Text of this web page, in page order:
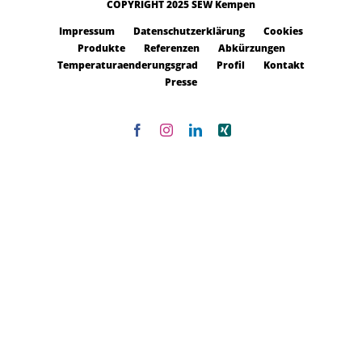
COPYRIGHT 2025 SEW Kempen
Impressum
Datenschutzerklärung
Cookies
Produkte
Referenzen
Abkürzungen
Temperaturaenderungsgrad
Profil
Kontakt
Presse
FacebookInstagramLinkedInXing